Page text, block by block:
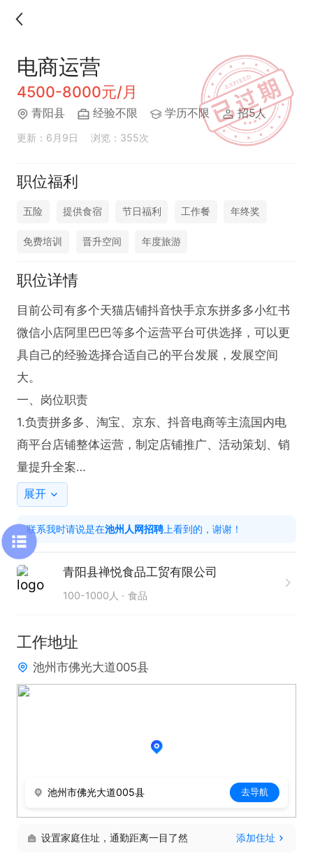
电商运营
4500-8000元/月
青阳县 经验不限 学历不限 招5人
更新：6月9日 浏览：355次
职位福利
五险 提供食宿 节日福利 工作餐 年终奖
免费培训 晋升空间 年度旅游
职位详情
目前公司有多个天猫店铺抖音快手京东拼多多小红书
微信小店阿里巴巴等多个运营平台可供选择，可以更
具自己的经验选择合适自己的平台发展，发展空间
大。
一、岗位职责
1.负责拼多多、淘宝、京东、抖音电商等主流国内电
商平台店铺整体运营，制定店铺推广、活动策划、销
量提升全案
2.统筹产品上架、标题优化、主图详情优化、定价调
3.对接平台各类大促、日常活动报名与落地执行，把
控活动节奏、库存及利润
4.分析同行竞品、市场行情，优化流量结构，提升自
然搜索、推荐流量及店铺转化率
放、预算管控与投产优化
6.对接美工、客服、仓储团队，统筹售前售后、评价
管理、买家秀维护，提升店铺口碑与 DSR
8.定期输出运营报表、数据总结，调整运营策略，完
展开
联系我时请说是在池州人网招聘 上看到的，谢谢！
青阳县禅悦食品工贸有限公司
100-1000人 食品
工作地址
池州市佛光大道005县
池州市佛光大道005县 去导航
设置家庭住址，通勤距离一目了然 添加住址